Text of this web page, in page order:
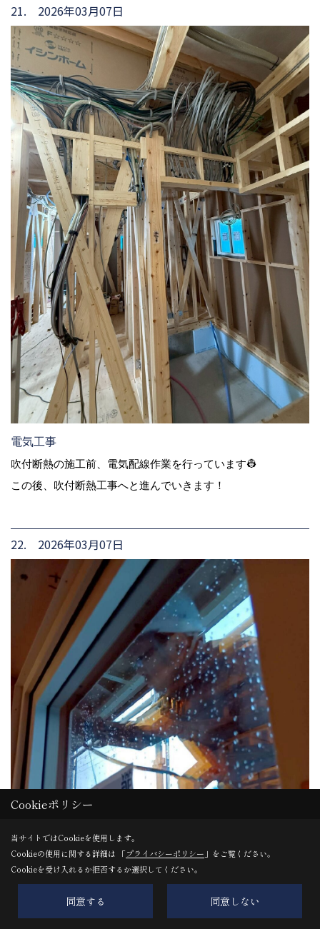
21. 2026年03月07日
電気工事
吹付断熱の施工前、電気配線作業を行っています👷
この後、吹付断熱工事へと進んでいきます！
22. 2026年03月07日
Cookieポリシー
当サイトではCookieを使用します。
Cookieの使用に関する詳細は 「プライバシーポリシー 」をご覧ください。
Cookieを受け入れるか拒否するか選択してください。
同意する 同意しない